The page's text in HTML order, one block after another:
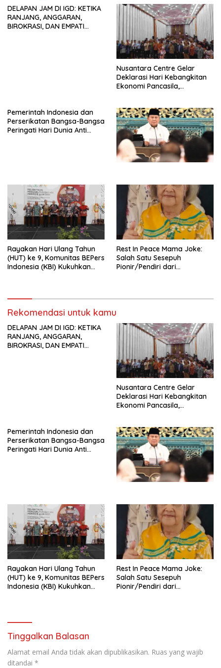
DELAPAN JAM DI IGD: KETIKA
RANJANG, ANGGARAN,
BIROKRASI, DAN EMPATI
Nusantara Centre Gelar
Deklarasi Hari Kebangkitan
Ekonomi Pancasila,
Penjajahan (Pergolakan
Ekonomi Politik Indonesia) &
Simposium Nasional “Urgensi
Undang-Undang
Perekonomian Nasional dan
Kesejahteraan Sosial dalam
Pemerintah Indonesia dan
Perserikatan Bangsa-Bangsa
Peringati Hari Dunia Anti
Rayakan Hari Ulang Tahun
(HUT) ke 9, Komunitas BEPers
Indonesia (KBI) Kukuhkan
Pengembangan Organisasi
KBI yang Berbasis Riset di
Mancanegara”.
Rest In Peace Mama Joke:
Salah Satu Sesepuh
Pionir/Pendiri dari
Kasih Allah.
Rekomendasi untuk kamu
DELAPAN JAM DI IGD: KETIKA
RANJANG, ANGGARAN,
BIROKRASI, DAN EMPATI
Nusantara Centre Gelar
Deklarasi Hari Kebangkitan
Ekonomi Pancasila,
Penjajahan (Pergolakan
Ekonomi Politik Indonesia) &
Simposium Nasional “Urgensi
Undang-Undang
Perekonomian Nasional dan
Kesejahteraan Sosial dalam
Pemerintah Indonesia dan
Perserikatan Bangsa-Bangsa
Peringati Hari Dunia Anti
Rayakan Hari Ulang Tahun
(HUT) ke 9, Komunitas BEPers
Indonesia (KBI) Kukuhkan
Pengembangan Organisasi
KBI yang Berbasis Riset di
seluruh Indonesia dan
Mancanegara”.
Rest In Peace Mama Joke:
Salah Satu Sesepuh
Pionir/Pendiri dari
Tinggalkan Balasan
Alamat email Anda tidak akan dipublikasikan. Ruas yang wajib
ditandai *